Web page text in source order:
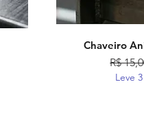
Chaveiro
Preço
R$
Leve